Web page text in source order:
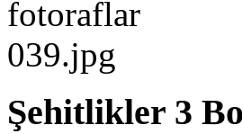
Şehitlikler 3